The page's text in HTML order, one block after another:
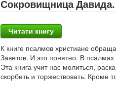
Сокровищница
Читати книгу
К книге псалмов христиане
Заветов. И это понятно. В
Эта книга учит нас молиться,
скорбеть и торжествовать. Кроме